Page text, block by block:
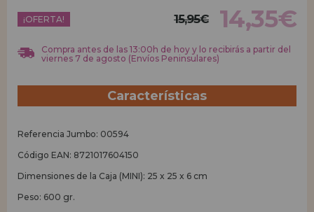
¡OFERTA! 15,95€ 14,35€
Compra antes de las 13:00h de hoy y lo recibirás a partir del
viernes 7 de agosto (Envíos Peninsulares)
Características
Referencia Jumbo: 00594
Código EAN: 8721017604150
Dimensiones de la Caja (MINI): 25 x 25 x 6 cm
Peso: 600 gr.